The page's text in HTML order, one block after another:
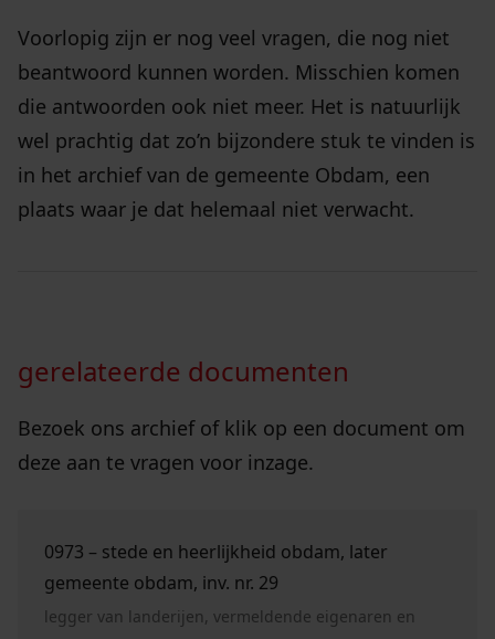
Voorlopig zijn er nog veel vragen, die nog niet
beantwoord kunnen worden. Misschien komen
die antwoorden ook niet meer. Het is natuurlijk
wel prachtig dat zo’n bijzondere stuk te vinden is
in het archief van de gemeente Obdam, een
plaats waar je dat helemaal niet verwacht.
gerelateerde documenten
Bezoek ons archief of klik op een document om
deze aan te vragen voor inzage.
0973 – stede en heerlijkheid obdam, later
gemeente obdam, inv. nr. 29
legger van landerijen, vermeldende eigenaren en